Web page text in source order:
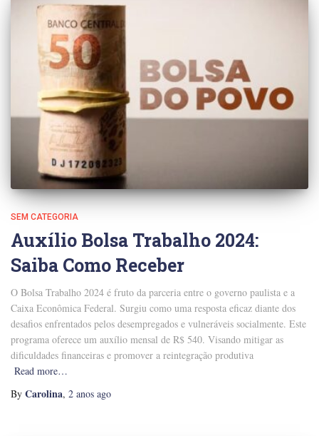
SEM CATEGORIA
Auxílio Bolsa Trabalho 2024:
Saiba Como Receber
O Bolsa Trabalho 2024 é fruto da parceria entre o governo paulista e a
Caixa Econômica Federal. Surgiu como uma resposta eficaz diante dos
desafios enfrentados pelos desempregados e vulneráveis socialmente. Este
programa oferece um auxílio mensal de R$ 540. Visando mitigar as
dificuldades financeiras e promover a reintegração produtiva
Read more…
By Carolina, 2 anos ago